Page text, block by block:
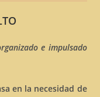
e impulsado
en la necesidad de